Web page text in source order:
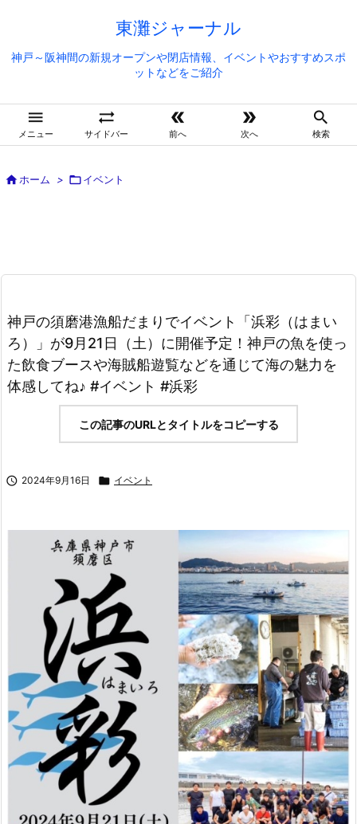
東灘ジャーナル
神戸～阪神間の新規オープンや閉店情報、イベントやおすすめスポ
ットなどをご紹介

メニュー

サイドバー

前へ

次へ

検索
ホーム > イベント
神戸の須磨港漁船だまりでイベント「浜彩（はまい
ろ）」が9月21日（土）に開催予定！神戸の魚を使っ
た飲食ブースや海賊船遊覧などを通じて海の魅力を
体感してね♪ #イベント #浜彩
この記事のURLとタイトルをコピーする
 2024年9月16日  イベント